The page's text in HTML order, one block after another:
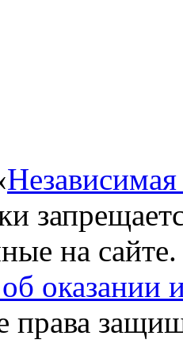
Независимая
на сайте.
оказании
права